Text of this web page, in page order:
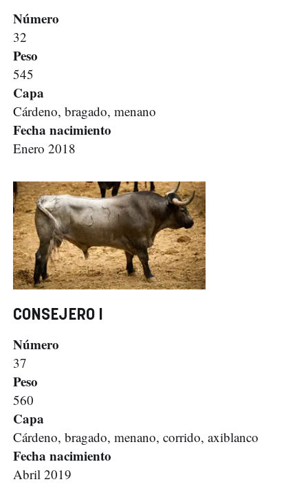
Número
32
Peso
545
Capa
Cárdeno, bragado, menano
Fecha nacimiento
Enero 2018
CONSEJERO I
Número
37
Peso
560
Capa
Cárdeno, bragado, menano, corrido, axiblanco
Fecha nacimiento
Abril 2019